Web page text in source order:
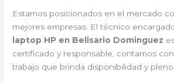
Estamos posicionados en el mercado
mejores empresas. El técnico
laptop HP en Belisario Dominguez
certificado y responsable, contamos
trabajo que brinda disponibilidad y